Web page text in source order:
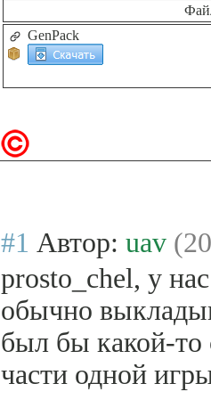
GenPack
#1 Автор: uav
prosto_chel, у
обычно
был бы какой-то
части одной